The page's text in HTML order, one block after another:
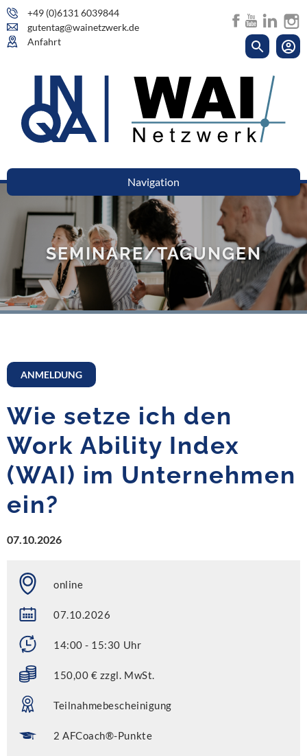
+49 (0)6131 6039844
gutentag@wainetzwerk.de
Anfahrt
Navigation
SEMINARE/TAGUNGEN
ANMELDUNG
Wie setze ich den
Work Ability Index
(WAI) im Unternehmen
ein?
07.10.2026
online
07.10.2026
14:00 - 15:30 Uhr
150,00 € zzgl. MwSt.
Teilnahmebescheinigung
2 AFCoach®-Punkte